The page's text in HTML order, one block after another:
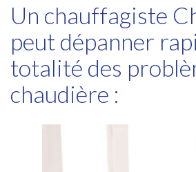
Un chauffagiste
peut dépanner
totalité des
chaudière :